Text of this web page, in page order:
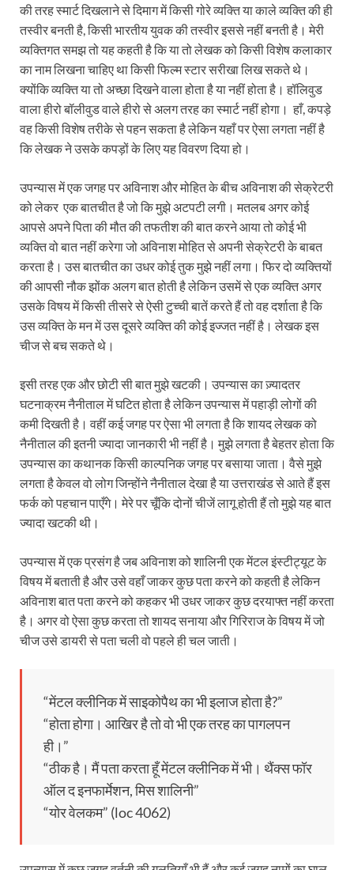
की तरह स्मार्ट दिखलाने से दिमाग में किसी गोरे व्यक्ति या काले व्यक्ति की ही
तस्वीर बनती है, किसी भारतीय युवक की तस्वीर इससे नहीं बनती है। मेरी
व्यक्तिगत समझ तो यह कहती है कि या तो लेखक को किसी विशेष कलाकार
का नाम लिखना चाहिए था किसी फिल्म स्टार सरीखा लिख सकते थे।
क्योंकि व्यक्ति या तो अच्छा दिखने वाला होता है या नहीं होता है। हॉलिवुड
वाला हीरो बॉलीवुड वाले हीरो से अलग तरह का स्मार्ट नहीं होगा। हाँ, कपड़े
वह किसी विशेष तरीके से पहन सकता है लेकिन यहाँ पर ऐसा लगता नहीं है
कि लेखक ने उसके कपड़ों के लिए यह विवरण दिया हो।
उपन्यास में एक जगह पर अविनाश और मोहित के बीच अविनाश की सेक्रेटरी
को लेकर एक बातचीत है जो कि मुझे अटपटी लगी। मतलब अगर कोई
आपसे अपने पिता की मौत की तफतीश की बात करने आया तो कोई भी
व्यक्ति वो बात नहीं करेगा जो अविनाश मोहित से अपनी सेक्रेटरी के बाबत
करता है। उस बातचीत का उधर कोई तुक मुझे नहीं लगा। फिर दो व्यक्तियों
की आपसी नौक झोंक अलग बात होती है लेकिन उसमें से एक व्यक्ति अगर
उसके विषय में किसी तीसरे से ऐसी टुच्ची बातें करते हैं तो वह दर्शाता है कि
उस व्यक्ति के मन में उस दूसरे व्यक्ति की कोई इज्जत नहीं है। लेखक इस
चीज से बच सकते थे।
इसी तरह एक और छोटी सी बात मुझे खटकी। उपन्यास का ज़्यादतर
घटनाक्रम नैनीताल में घटित होता है लेकिन उपन्यास में पहाड़ी लोगों की
कमी दिखती है। वहीं कई जगह पर ऐसा भी लगता है कि शायद लेखक को
नैनीताल की इतनी ज्यादा जानकारी भी नहीं है। मुझे लगता है बेहतर होता कि
उपन्यास का कथानक किसी काल्पनिक जगह पर बसाया जाता। वैसे मुझे
लगता है केवल वो लोग जिन्होंने नैनीताल देखा है या उत्तराखंड से आते हैं इस
फर्क को पहचान पाएँगे। मेरे पर चूँकि दोनों चीजें लागू होती हैं तो मुझे यह बात
ज्यादा खटकी थी।
उपन्यास में एक प्रसंग है जब अविनाश को शालिनी एक मेंटल इंस्टीट्यूट के
विषय में बताती है और उसे वहाँ जाकर कुछ पता करने को कहती है लेकिन
अविनाश बात पता करने को कहकर भी उधर जाकर कुछ दरयाफ्त नहीं करता
है। अगर वो ऐसा कुछ करता तो शायद सनाया और गिरिराज के विषय में जो
चीज उसे डायरी से पता चली वो पहले ही चल जाती।
“मेंटल क्लीनिक में साइकोपैथ का भी इलाज होता है?”
“होता होगा। आखिर है तो वो भी एक तरह का पागलपन
ही।”
“ठीक है। मैं पता करता हूँ मेंटल क्लीनिक में भी। थैंक्स फॉर
ऑल द इनफार्मेशन, मिस शालिनी”
“योर वेलकम” (loc 4062)